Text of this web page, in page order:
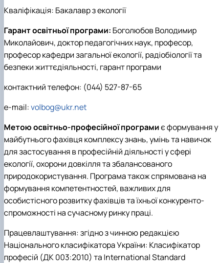
Кваліфікація: Бакалавр з екології
Гарант освітньої програми: Боголюбов Володимир
Миколайович, доктор педагогічних наук, професор,
професор кафедри загальної екології, радіобіології та
безпеки життєдіяльності, гарант програми
контактний телефон: (044) 527-87-65
e-mail:volbog@ukr.net
Метою освітньо-професійної програмиє формування у
майбутнього фахівця комплексу знань, умінь та навичок
для застосування в професійній діяльності у сфері
екології, охорони довкілля та збалансованого
природокористування. Програма також спрямована на
формування компетентностей, важливих для
особистісного розвитку фахівців та їхньої конкуренто-
спроможності на сучасному ринку праці.
Працевлаштування: згідно з чинною редакцією
Національного класифікатора України: Класифікатор
професій (ДК 003:2010) та International Standard